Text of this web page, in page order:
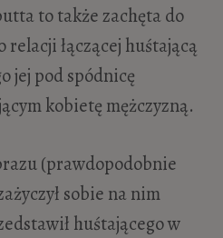
to także zachęta do
łączącej huśtającą
jej pod spódnicę
kobietę mężczyzną.
(prawdopodobnie
sobie na nim
huśtającego w